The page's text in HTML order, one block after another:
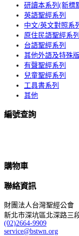
研讀本系列(新標
英語聖經系列
中文/英文對照系
原住民語聖經系列
台語聖經系列
其他外語及特殊
有聲聖經系列
兒童聖經系列
工具書系列
其他
編號查詢
購物車
聯絡資訊
財團法人台灣聖經公會
新北市深坑區北深路三
(02)2664-9909
service@bstwn.org